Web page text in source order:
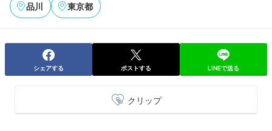
品川 東京都
シェアする ポストする LINEで送る
クリップ